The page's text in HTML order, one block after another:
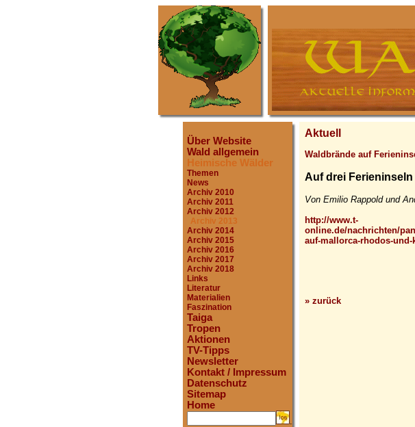
Über Website
Wald allgemein
Heimische Wälder
Themen
News
Archiv 2010
Archiv 2011
Archiv 2012
Archiv 2013
Archiv 2014
Archiv 2015
Archiv 2016
Archiv 2017
Archiv 2018
Links
Literatur
Materialien
Faszination
Taiga
Tropen
Aktionen
TV-Tipps
Newsletter
Kontakt / Impressum
Datenschutz
Sitemap
Home
.
Aktuell
Waldbrände auf
Auf drei
Von Emilio Rappold und
http://www.t-
online.de/nachrichten/
auf-mallorca-rhodos-
» zurück